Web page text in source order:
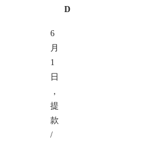
D
6
月
1
日
，
提
款
/